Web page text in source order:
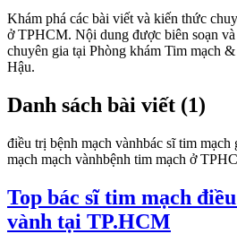
Khám phá các bài viết và kiến thức
ở TPHCM. Nội dung được biên soạn
chuyên gia tại Phòng khám Tim mạch
Hậu.
Danh sách bài viết (1)
điều trị bệnh mạch vànhbác sĩ tim
mạch mạch vànhbệnh tim mạch ở
Top bác sĩ tim mạch
vành tại TP.HCM